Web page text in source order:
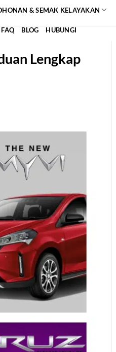
& SEMAK KELAYAKAN
FAQ BLOG HUBUNGI
Lengkap